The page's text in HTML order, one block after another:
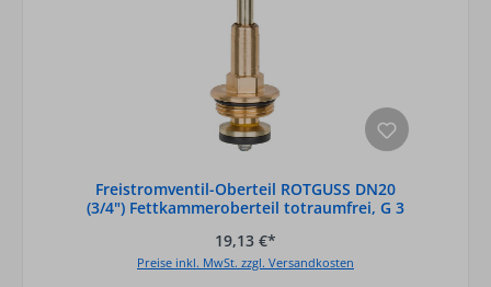
Freistromventil-Oberteil ROTGUSS DN20
(3/4") Fettkammeroberteil totraumfrei, G 3
19,13 €*
Preise inkl. MwSt. zzgl. Versandkosten